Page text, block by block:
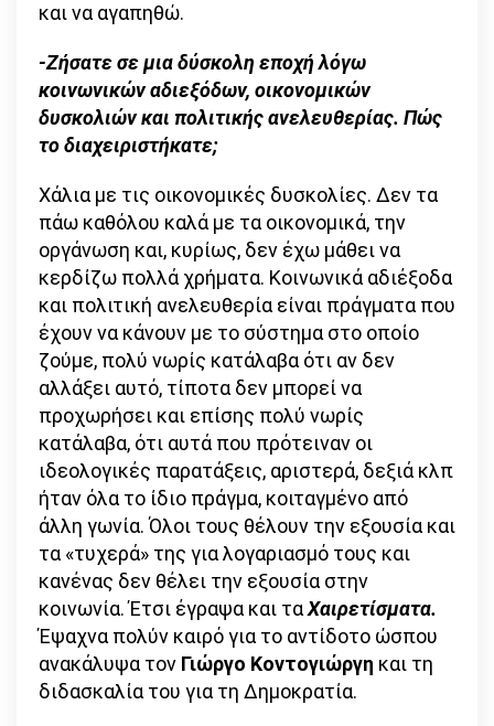
και να αγαπηθώ.
-Ζήσατε σε μια δύσκολη εποχή λόγω
κοινωνικών αδιεξόδων, οικονομικών
δυσκολιών και πολιτικής ανελευθερίας. Πώς
το διαχειριστήκατε;
Χάλια με τις οικονομικές δυσκολίες. Δεν τα
πάω καθόλου καλά με τα οικονομικά, την
οργάνωση και, κυρίως, δεν έχω μάθει να
κερδίζω πολλά χρήματα. Κοινωνικά αδιέξοδα
και πολιτική ανελευθερία είναι πράγματα που
έχουν να κάνουν με το σύστημα στο οποίο
ζούμε, πολύ νωρίς κατάλαβα ότι αν δεν
αλλάξει αυτό, τίποτα δεν μπορεί να
προχωρήσει και επίσης πολύ νωρίς
κατάλαβα, ότι αυτά που πρότειναν οι
ιδεολογικές παρατάξεις, αριστερά, δεξιά κλπ
ήταν όλα το ίδιο πράγμα, κοιταγμένο από
άλλη γωνία. Όλοι τους θέλουν την εξουσία και
τα «τυχερά» της για λογαριασμό τους και
κανένας δεν θέλει την εξουσία στην
κοινωνία. Έτσι έγραψα και ταΧαιρετίσματα.
Έψαχνα πολύν καιρό για το αντίδοτο ώσπου
ανακάλυψα τον Γιώργο Κοντογιώργη και τη
διδασκαλία του για τη Δημοκρατία.